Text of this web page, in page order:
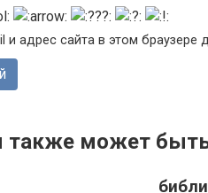
и адрес сайта в этом
также может быть